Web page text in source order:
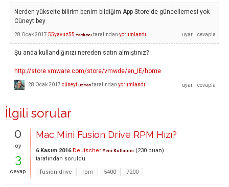
Nerden yükselte bilirim benim bildiğim App Store'de güncellemesi yok
Cüneyt bey
28 Ocak 2017 55yavuz55 Yardımcı tarafından yorumlandı
Şu anda kullandığınızı nereden satın almıştınız?
http://store.vmware.com/store/vmwde/en_IE/home
28 Ocak 2017 cüneyt Uzman tarafından yorumlandı
İlgili sorular
0
oy
3
cevap
Mac Mini Fusion Drive RPM Hızı?
6 Kasım 2016 Deutscher Yeni Kullanıcı (230 puan)
tarafından soruldu
fusion-drive
rpm 5400 7200